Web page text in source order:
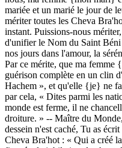
mariée et un marié le jour de
mériter toutes les Cheva
instant. Puissions-nous
d'unifier le Nom du Saint
nos jours dans l'amour, la
Par ce mérite, que ma femme
guérison complète en un clin
Hachem », et qu'elle {je} ne
par cela, « Dites parmi les
monde est ferme, il ne
droiture. » -- Maître du
dessein n'est caché, Tu as
Cheva Bra'hot : « Qui a créé